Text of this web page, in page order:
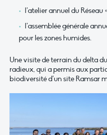
l’atelier annuel du
l’assemblée générale
pour les zones humides.
Une visite de terrain du delta
radieux, qui a permis aux
biodiversité d’un site Ramsar